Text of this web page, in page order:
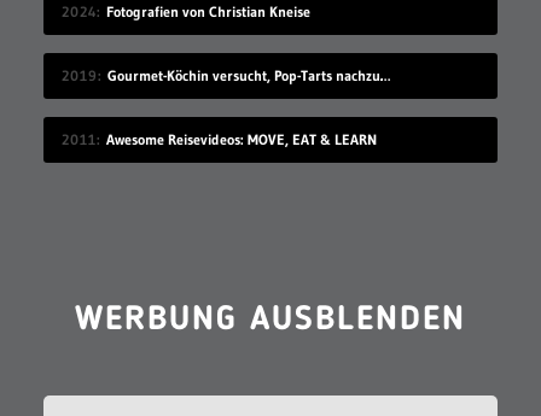
2024 Fotografien von Christian Kneise
2019 Gourmet-Köchin versucht, Pop-Tarts nachzumachen
2011 Awesome Reisevideos: MOVE, EAT & LEARN
WERBUNG AUSBLENDEN